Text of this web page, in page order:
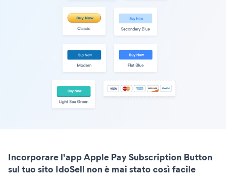
Incorporare l'app Apple Pay Subscription Button
sul tuo sito IdoSell non è mai stato così facile